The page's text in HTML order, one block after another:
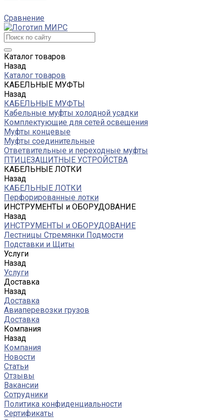
Сравнение
Каталог товаров
Назад
Каталог товаров
КАБЕЛЬНЫЕ МУФТЫ
Назад
КАБЕЛЬНЫЕ МУФТЫ
Кабельные муфты холодной усадки
Комплектующие для сетей освещения
Муфты концевые
Муфты соединительные
Ответвительные и переходные муфты
ПТИЦЕЗАЩИТНЫЕ УСТРОЙСТВА
КАБЕЛЬНЫЕ ЛОТКИ
Назад
КАБЕЛЬНЫЕ ЛОТКИ
Перфорированные лотки
ИНСТРУМЕНТЫ и ОБОРУДОВАНИЕ
Назад
ИНСТРУМЕНТЫ и ОБОРУДОВАНИЕ
Лестницы Стремянки Подмости
Подставки и Щиты
Услуги
Назад
Услуги
Доставка
Назад
Доставка
Авиаперевозки грузов
Доставка
Компания
Назад
Компания
Новости
Статьи
Отзывы
Вакансии
Сотрудники
Политика конфиденциальности
Сертификаты